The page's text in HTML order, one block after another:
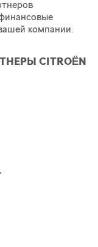
компании.
CITROËN